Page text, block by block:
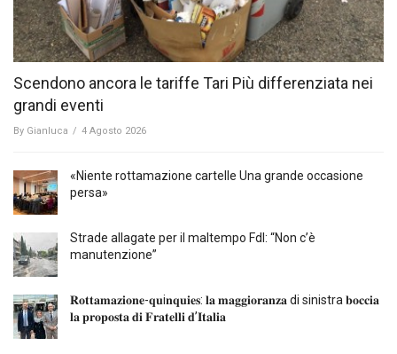
Scendono ancora le tariffe Tari Più differenziata nei
grandi eventi
By Gianluca / 4 Agosto 2026
«Niente rottamazione cartelle Una grande occasione
persa»
Strade allagate per il maltempo FdI: “Non c’è
manutenzione”
𝐑𝐨𝐭𝐭𝐚𝐦𝐚𝐳𝐢𝐨𝐧𝐞-𝐪𝐮i𝐧𝐪𝐮𝐢𝐞𝐬: 𝐥𝐚 𝐦𝐚𝐠𝐠𝐢𝐨𝐫𝐚𝐧𝐳𝐚 di sinistra 𝐛𝐨𝐜𝐜𝐢𝐚
𝐥𝐚 𝐩𝐫𝐨𝐩𝐨𝐬𝐭𝐚 𝐝𝐢 𝐅𝐫𝐚𝐭𝐞𝐥𝐥𝐢 𝐝’𝐈𝐭𝐚𝐥𝐢𝐚